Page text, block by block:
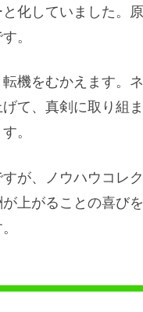
化していました。
。
機をむかえます。
て、真剣に取り組
。
が、ノウハウコレ
上がることの喜び